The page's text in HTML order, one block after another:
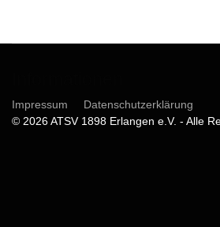
Impressum
Datenschutzerklärung
© 2026 ATSV 1898 Erlangen e.V. - Alle